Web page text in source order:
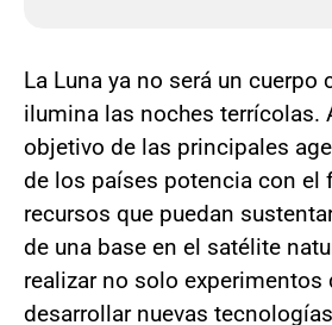
La Luna ya no será un cuerpo
ilumina las noches terrícolas.
objetivo de las principales
de los países potencia con el
recursos que puedan
de una base en el satélite
realizar no solo experimentos
desarrollar nuevas